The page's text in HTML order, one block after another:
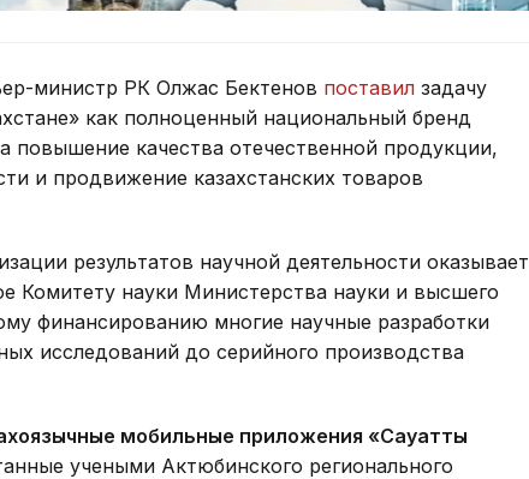
министр РК Олжас Бектенов поставил задачу
как полноценный национальный бренд
повышение качества отечественной продукции,
и продвижение казахстанских товаров
результатов научной деятельности оказывает
Комитету науки Министерства науки и высшего
финансированию многие научные разработки
исследований до серийного производства
мобильные приложения «Сауатты
учеными Актюбинского регионального